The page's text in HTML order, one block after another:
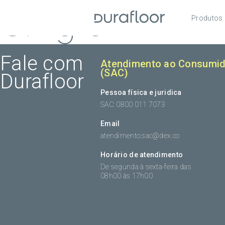
Produtos
Single
Fale com
Durafloor
Atendimento ao
(SAC)
Pessoa física e juridica
SAC: 0800 011 7073
Email
atendimento.sac@dex.co
Horário de atendimento
De segunda à sexta-feira das
08h00 às 17h00